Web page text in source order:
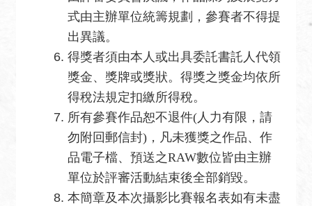
式由主辦單位統籌規劃，參賽者不得提
出異議。
得獎者須由本人或出具委託書託人代領
獎金、獎牌或獎狀。得獎之獎金均依所
得稅法規定扣繳所得稅。
所有參賽作品恕不退件(人力有限，請
勿附回郵信封)，凡未獲獎之作品、作
品電子檔、預送之RAW數位皆由主辦
單位於評審活動結束後全部銷毀。
本簡章及本次攝影比賽報名表如有未盡